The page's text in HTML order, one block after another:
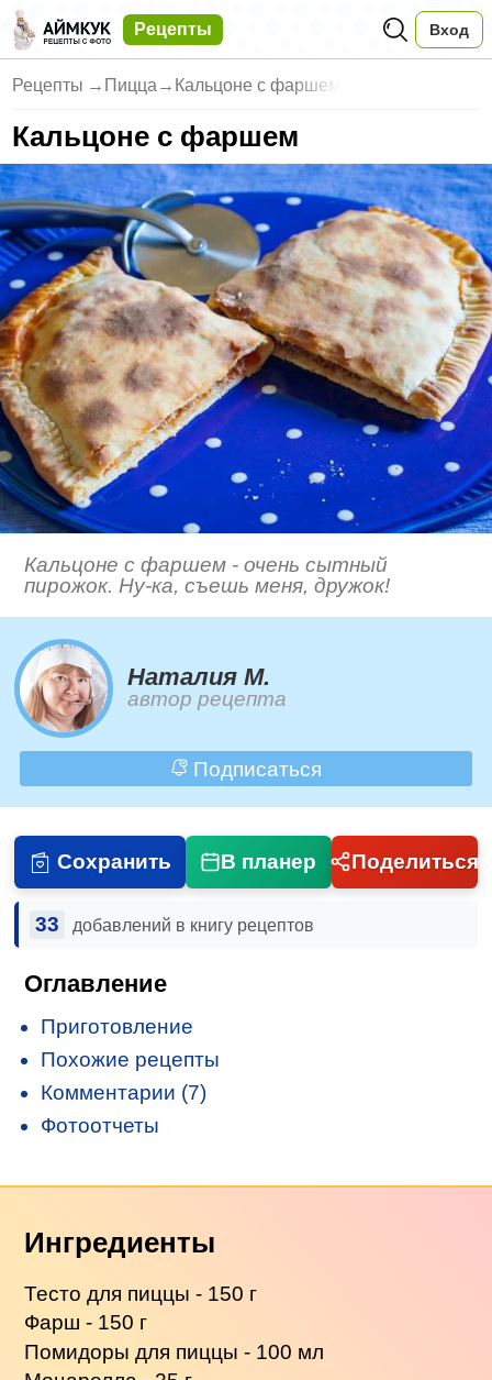
Рецепты Вход
Рецепты → Пицца → Кальцоне с фаршем
Кальцоне с фаршем
Кальцоне с фаршем - очень сытный
пирожок. Ну-ка, съешь меня, дружок!
Наталия М.
автор рецепта
Подписаться
Сохранить В планер Поделиться
33 добавлений в книгу рецептов
Оглавление
Приготовление
Похожие рецепты
Комментарии (7)
Фотоотчеты
Ингредиенты
Тесто для пиццы - 150 г
Фарш - 150 г
Помидоры для пиццы - 100 мл